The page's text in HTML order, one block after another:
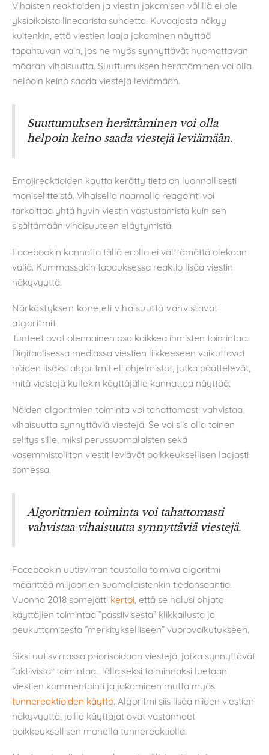
Vihaisten reaktioiden ja viestin jakamisen välillä ei ole
yksioikoista lineaarista suhdetta. Kuvaajasta näkyy
kuitenkin, että viestien laaja jakaminen näyttää
tapahtuvan vain, jos ne myös synnyttävät huomattavan
määrän vihaisuutta. Suuttumuksen herättäminen voi olla
helpoin keino saada viestejä leviämään.
Suuttumuksen herättäminen voi olla
helpoin keino saada viestejä leviämään.
Emojireaktioiden kautta kerätty tieto on luonnollisesti
moniselitteistä. Vihaisella naamalla reagointi voi
tarkoittaa yhtä hyvin viestin vastustamista kuin sen
sisältämään vihaisuuteen eläytymistä.
Facebookin kannalta tällä erolla ei välttämättä olekaan
väliä. Kummassakin tapauksessa reaktio lisää viestin
näkyvyyttä.
Närkästyksen kone eli vihaisuutta vahvistavat
algoritmit
Tunteet ovat olennainen osa kaikkea ihmisten toimintaa.
Digitaalisessa mediassa viestien liikkeeseen vaikuttavat
näiden lisäksi algoritmit eli ohjelmistot, jotka päättelevät,
mitä viestejä kullekin käyttäjälle kannattaa näyttää.
Näiden algoritmien toiminta voi tahattomasti vahvistaa
vihaisuutta synnyttäviä viestejä. Se voi siis olla toinen
selitys sille, miksi perussuomalaisten sekä
vasemmistoliiton viestit leviävät poikkeuksellisen laajasti
somessa.
Algoritmien toiminta voi tahattomasti
vahvistaa vihaisuutta synnyttäviä viestejä.
Facebookin uutisvirran taustalla toimiva algoritmi
määrittää miljoonien suomalaistenkin tiedonsaantia.
Vuonna 2018 somejätti kertoi, että se halusi ohjata
käyttäjien toimintaa ”passiivisesta” klikkailusta ja
peukuttamisesta ”merkitykselliseen” vuorovaikutukseen.
Siksi uutisvirrassa priorisoidaan viestejä, jotka synnyttävät
”aktiivista” toimintaa. Tällaiseksi toiminnaksi luetaan
viestien kommentointi ja jakaminen mutta myös
tunnereaktioiden käyttö. Algoritmi siis lisää niiden viestien
näkyvyyttä, joille käyttäjät ovat vastanneet
poikkeuksellisen monella tunnereaktiolla.